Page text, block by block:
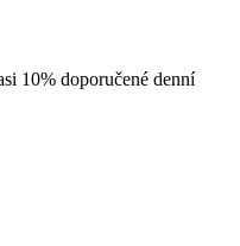
10% doporučené denní